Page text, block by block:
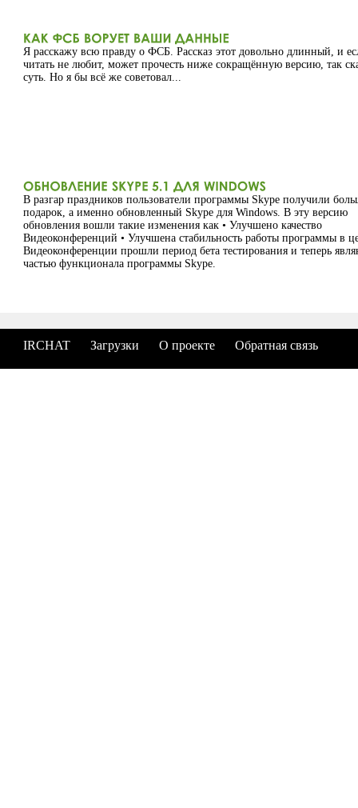
Я расскажу всю правду о ФСБ. Рассказ этот довольно длинный, и
читать не любит, может прочесть ниже сокращённую версию, так
суть. Но я бы всё же советовал...
В разгар праздников пользователи программы Skype получили
подарок, а именно обновленный Skype для Windows. В эту версию
обновления вошли такие изменения как • Улучшено качество
Видеоконференций • Улучшена стабильность работы программы в
Видеоконференции прошли период бета тестирования и теперь
частью функционала программы Skype.
IRCHAT Загрузки О проекте Обратная связь